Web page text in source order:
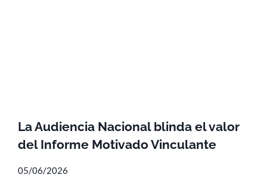
La Audiencia Nacional blinda el valor
del Informe Motivado Vinculante
05/06/2026